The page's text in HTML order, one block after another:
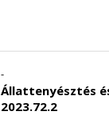
-
Állattenyésztés
2023.72.2